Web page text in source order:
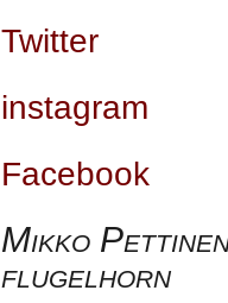
Twitter
instagram
Facebook
Mikko
flugelhorn